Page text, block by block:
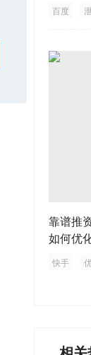
百度
靠谱推
如何优
快手